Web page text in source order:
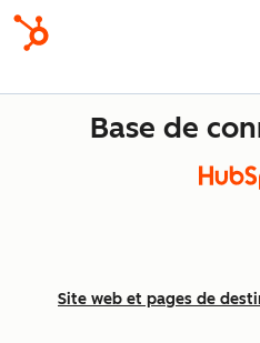
Base de
Site web et pages de